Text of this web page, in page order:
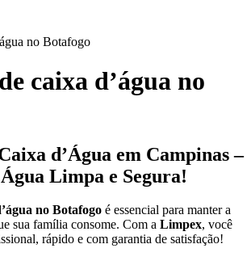
no Botafogo
caixa d’água no
d’Água em Campinas –
Limpa e Segura!
no Botafogo é essencial para manter a
sua família consome. Com a Limpex, você
rápido e com garantia de satisfação!